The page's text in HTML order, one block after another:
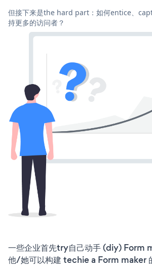
但接下来是the hard part：如何entice、
持更多的访问者？
一些企业首先try自己动手 (diy) Form
他/她可以构建 techie a Form maker